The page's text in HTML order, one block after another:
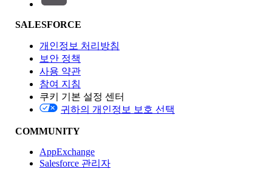
기능 영향
Edition
SALESFORCE
개인정보 처리방침
보안 정책
사용 약관
참여 지침
쿠키 기본 설정 센터
귀하의 개인정보 보호 선택
COMMUNITY
AppExchange
Salesforce 관리자